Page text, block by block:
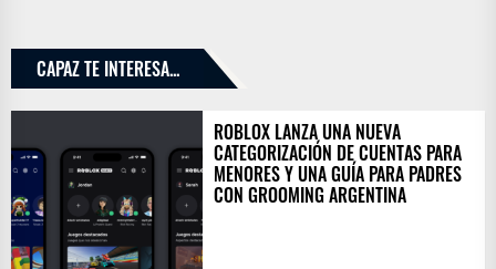
CAPAZ TE INTERESA...
ROBLOX LANZA UNA NUEVA
CATEGORIZACIÓN DE CUENTAS PARA
MENORES Y UNA GUÍA PARA PADRES
CON GROOMING ARGENTINA